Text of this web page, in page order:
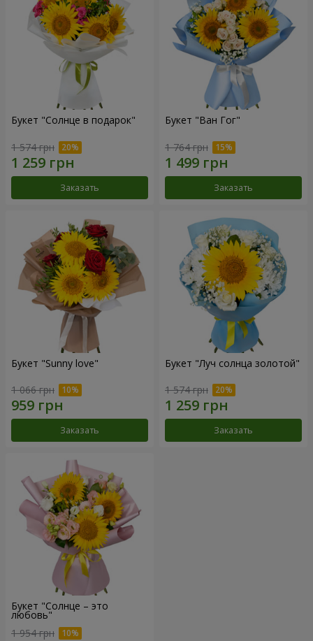
Букет "Солнце в подарок"
1 574 грн
Заказать
Букет "Ван Гог"
1 764 грн
Заказать
Букет "Sunny love"
1 066 грн
Заказать
Букет "Луч солнца золотой"
1 574 грн
Заказать
Букет "Солнце – это
любовь"
1 954 грн